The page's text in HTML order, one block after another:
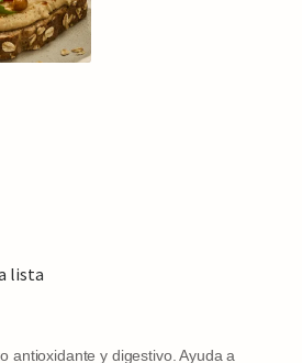
lista
antioxidante y digestivo. Ayuda a